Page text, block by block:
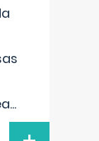
...